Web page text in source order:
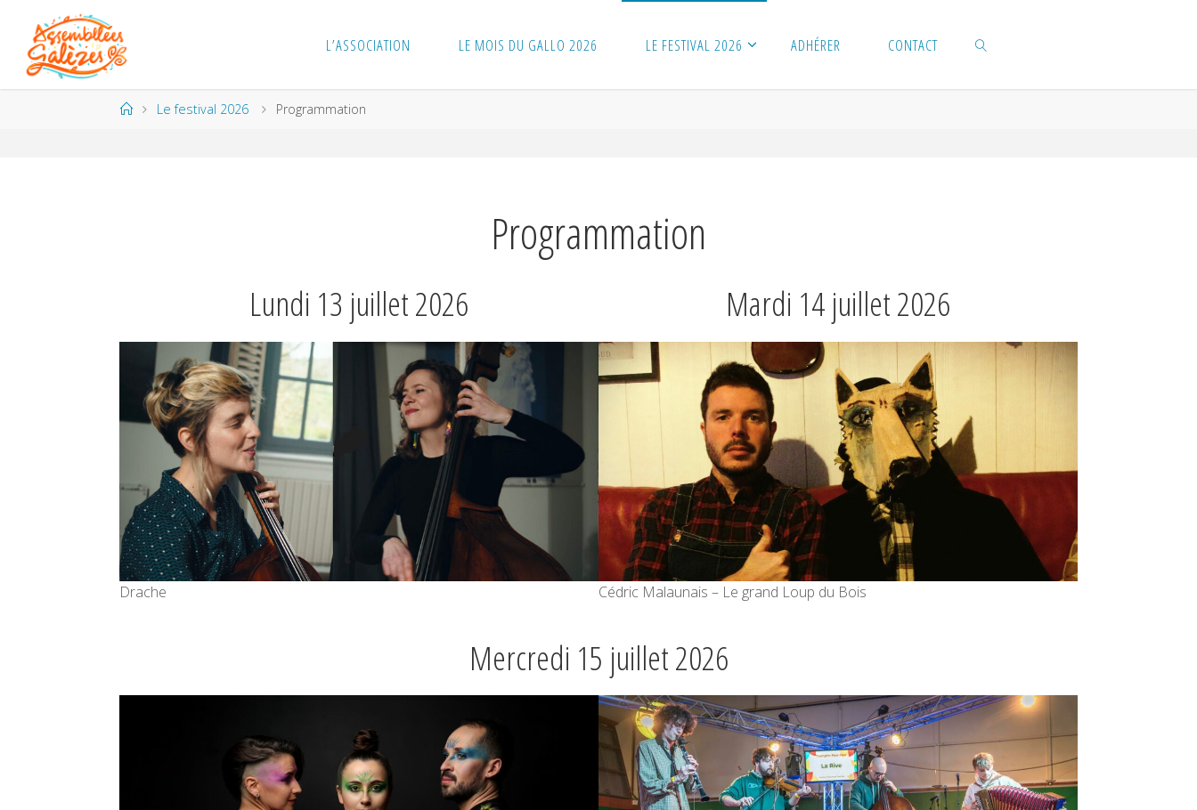
content
L’ASSOCIATION LE MOIS DU GALLO 2026 LE FESTIVAL 2026 ADHÉRER CONTACT
HomeLe festival 2026 Programmation
Programmation
Lundi 13 juillet 2026
Drache
Mardi 14 juillet 2026
Cédric Malaunais – Le grand Loup du Bois
Mercredi 15 juillet 2026